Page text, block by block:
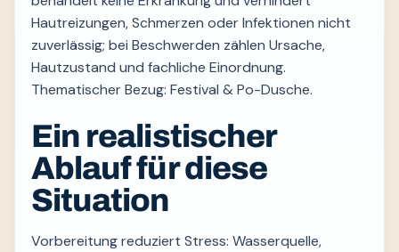
Hautreizungen, Schmerzen oder Infektionen nicht
zuverlässig; bei Beschwerden zählen Ursache,
Hautzustand und fachliche Einordnung.
Thematischer Bezug: Festival & Po-Dusche.
Ein realistischer
Ablauf für diese
Situation
Vorbereitung reduziert Stress: Wasserquelle,